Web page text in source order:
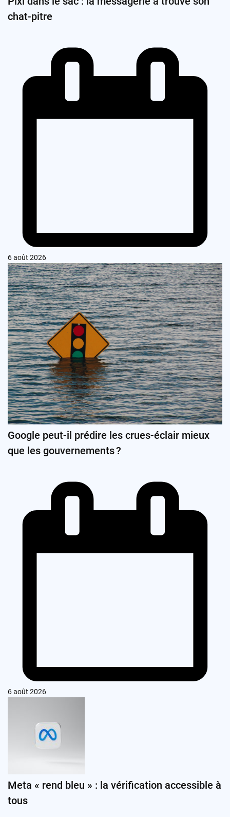
chat-pitre
6 août 2026
Google peut-il prédire les crues-éclair mieux
que les gouvernements ?
6 août 2026
Meta « rend bleu » : la vérification accessible à
tous